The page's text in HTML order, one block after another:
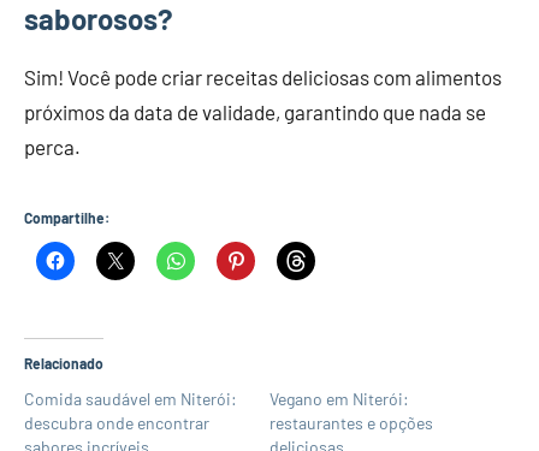
saborosos?
Sim! Você pode criar receitas deliciosas com alimentos
próximos da data de validade, garantindo que nada se
perca.
Compartilhe:
Relacionado
Comida saudável em Niterói:
descubra onde encontrar
Vegano em Niterói:
restaurantes e opções